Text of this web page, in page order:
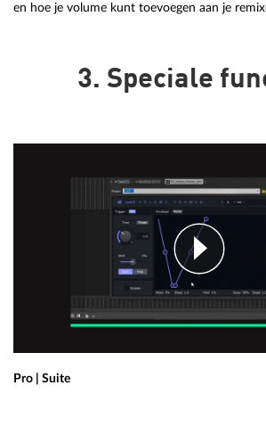
en hoe je volume kunt toevoegen aan je
3. Speciale
Pro | Suite